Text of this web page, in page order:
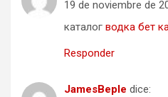
19 de noviembre de
каталог водка бет
Responder
JamesBeple dice: